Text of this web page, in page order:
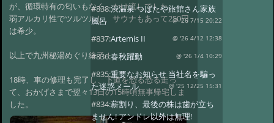
が、循環特有の匂いもなく、かけ流しでした。
弱アルカリ性でツルツルし、サウナもあって250円
は希少。
以上で九州秘湯めぐり終了！
18時、車の修理も完了し、下道を恐る恐る走っ
て、おかげさまで翌々13日の15時頃無事帰宅しま
した。
#838:渋温泉 つばたや旅館さん家族
風呂
@ '26 7/15 20:22
#837:Artemis II @ '26 4/12 12:38
#836:春秋躍動 @ '26 1/4 10:29
#835:重要なお知らせ 当社名を騙っ
た迷惑メール
@ '25 12/25 15:31
#834:薪割り、最後の株は歯が立ち
ません! アンドレ以外は無理!